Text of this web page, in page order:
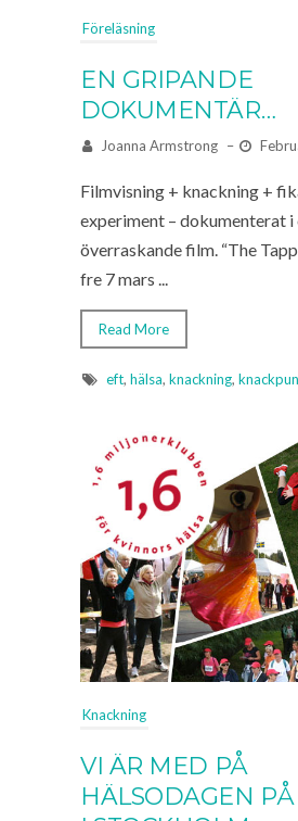
Föreläsning
EN GRIPANDE
DOKUMENTÄR…
Joanna Armstrong –
Filmvisning + knackning +
experiment – dokumenterat i
överraskande film. “The
fre 7 mars ...
Read More
eft, hälsa, knackning,
Knackning
VI ÄR MED PÅ
HÄLSODAGEN